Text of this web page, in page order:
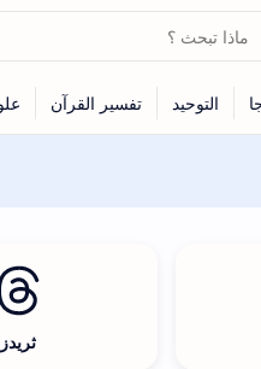
ثريدز